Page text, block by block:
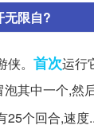
无限自?
。 首次运行
其中一个,然
25个回合,速度